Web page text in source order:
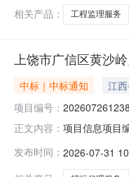
相关产品：
工程监理服务
上饶市广信区黄沙
中标｜中标通知 江
项目编号：
正文内容： 项目信息项目
工程提供招标
发布时间： 2026-07-31